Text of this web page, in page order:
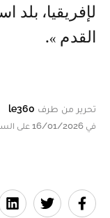
لإفريقيا، بلد
القدم ».
تحرير من طرف le360
في 16/01/2026 على الساعة 06:29